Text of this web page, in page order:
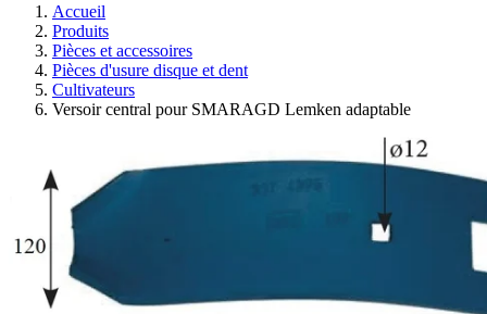
Accueil
Produits
Pièces et accessoires
Pièces d'usure disque et dent
Cultivateurs
Versoir central pour SMARAGD Lemken adaptable